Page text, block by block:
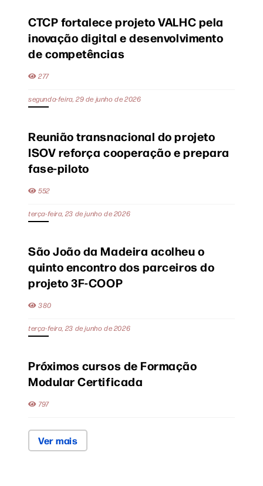
CTCP fortalece projeto VALHC pela
inovação digital e desenvolvimento
de competências
277
segunda-feira, 29 de junho de 2026
Reunião transnacional do projeto
ISOV reforça cooperação e prepara
fase-piloto
552
terça-feira, 23 de junho de 2026
São João da Madeira acolheu o
quinto encontro dos parceiros do
projeto 3F-COOP
380
terça-feira, 23 de junho de 2026
Próximos cursos de Formação
Modular Certificada
797
Ver mais